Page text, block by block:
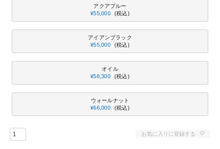
アクアブルー
¥55,000 税込
アイアンブラック
¥55,000 税込
オイル
¥58,300 税込
ウォールナット
¥66,000 税込
お気に入りに登録する